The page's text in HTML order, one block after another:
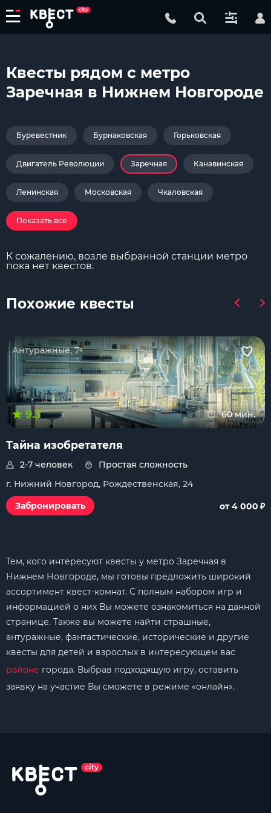
Квесты рядом с метро
Заречная в Нижнем Новгороде
Буревестник Бурнаковская Горьковская
Двигатель Революции Заречная Канавинская
Ленинская Московская Чкаловская
Показать все
К сожалению, возле выбранной станции метро
пока нет квестов.
Похожие квесты
Антуражные, 7+
9.3 60 мин.
Тайна изобретателя
2-7 человек
Простая сложность
г. Нижний Новгород, Рождественская, 24
Забронировать
от 4 000 ₽
Тем, кого интересуют квесты у метро Заречная в
Нижнем Новгороде, мы готовы предложить широкий
ассортимент квест-комнат. С полным набором игр и
информацией о них Вы можете ознакомиться на данной
странице. Также вы можете найти страшные,
антуражные, фантастические, исторические и другие
квесты для детей и взрослых в интересующем вас
районе города. Выбрав подходящую игру, оставить
заявку на участие Вы сможете в режиме «онлайн».